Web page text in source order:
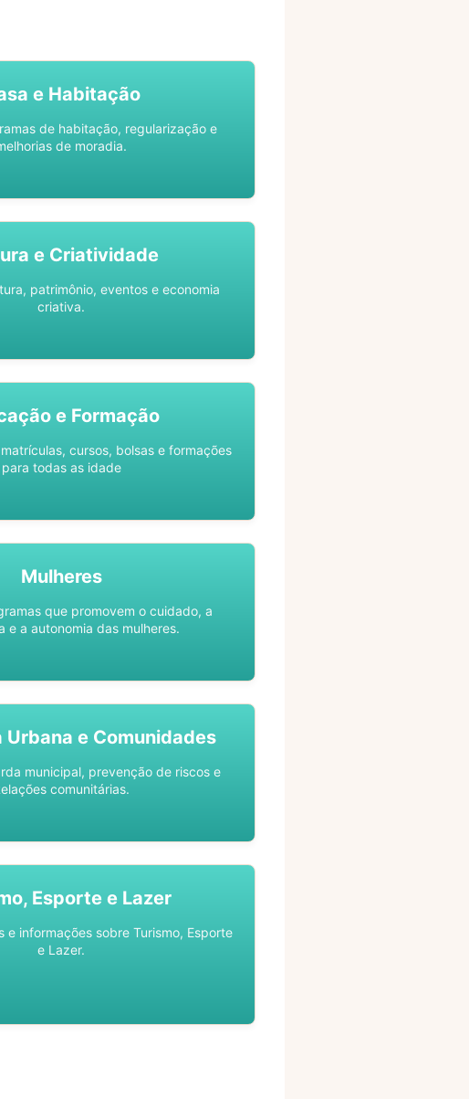
e Habitação
de habitação, regularização e
de moradia.
e Criatividade
patrimônio, eventos e economia
criativa.
e Formação
cursos, bolsas e formações
para todas as idade
Mulheres
que promovem o cuidado, a
e a autonomia das mulheres.
Urbana e Comunidades
municipal, prevenção de riscos e
comunitárias.
Esporte e Lazer
e informações sobre Turismo, Esporte
e Lazer.